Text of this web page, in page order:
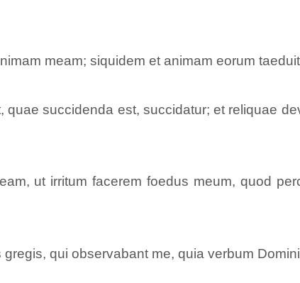
meam; siquidem et animam eorum
succidenda est, succidatur; et reliquae
ut irritum facerem foedus meum, quod
qui observabant me, quia verbum